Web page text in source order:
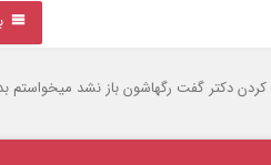
انژیو کردن دکتر گفت رگهاشون باز نشد